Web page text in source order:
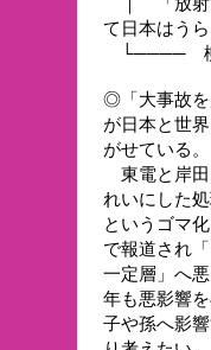
て日本はう
└──── 柳
◎「大事故を
が日本と世
がせている。
東電と岸田
れいにした
というゴマ
で報道され
一定層」へ
年も悪影響
子や孫へ影